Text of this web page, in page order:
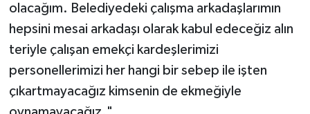
olacağım. Belediyedeki çalışma arkadaşlarımın
hepsini mesai arkadaşı olarak kabul edeceğiz alın
teriyle çalışan emekçi kardeşlerimizi
personellerimizi her hangi bir sebep ile işten
çıkartmayacağız kimsenin de ekmeğiyle